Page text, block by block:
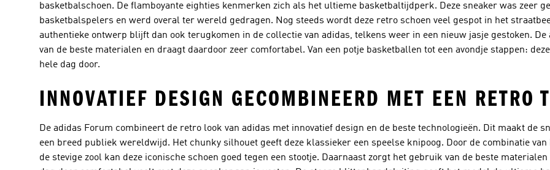
basketbalschoen. De flamboyante eighties kenmerken zich als het ultieme basketbaltijdperk. Deze sneaker was zeer
basketbalspelers en werd overal ter wereld gedragen. Nog steeds wordt deze retro schoen veel gespot in het
authentieke ontwerp blijft dan ook terugkomen in de collectie van adidas, telkens weer in een nieuw jasje gestoken.
van de beste materialen en draagt daardoor zeer comfortabel. Van een potje basketballen tot een avondje stappen:
hele dag door.
INNOVATIEF DESIGN GECOMBINEERD MET EEN RETRO
De adidas Forum combineert de retro look van adidas met innovatief design en de beste technologieën. Dit maakt de
een breed publiek wereldwijd. Het chunky silhouet geeft deze klassieker een speelse knipoog. Door de combinatie
de stevige zool kan deze iconische schoen goed tegen een stootje. Daarnaast zorgt het gebruik van de beste